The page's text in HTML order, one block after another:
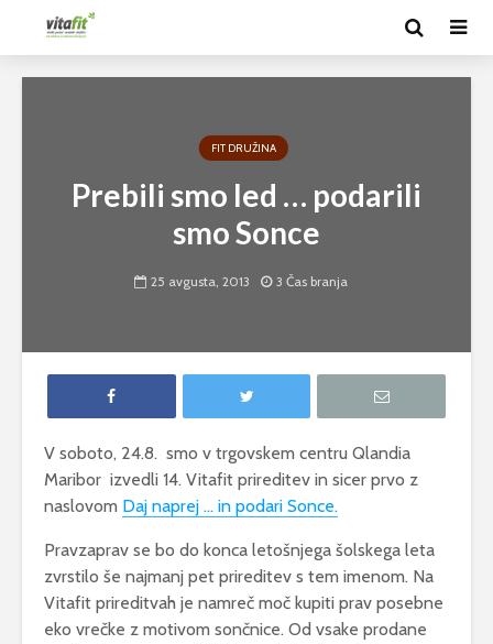
FIT DRUŽINA
Prebili smo led … podarili
smo Sonce
25 avgusta, 2013 3 Čas branja
V soboto, 24.8. smo v trgovskem centru Qlandia
Maribor izvedli 14. Vitafit prireditev in sicer prvo z
naslovom Daj naprej … in podari Sonce.
Pravzaprav se bo do konca letošnjega šolskega leta
zvrstilo še najmanj pet prireditev s tem imenom. Na
Vitafit prireditvah je namreč moč kupiti prav posebne
eko vrečke z motivom sončnice. Od vsake prodane